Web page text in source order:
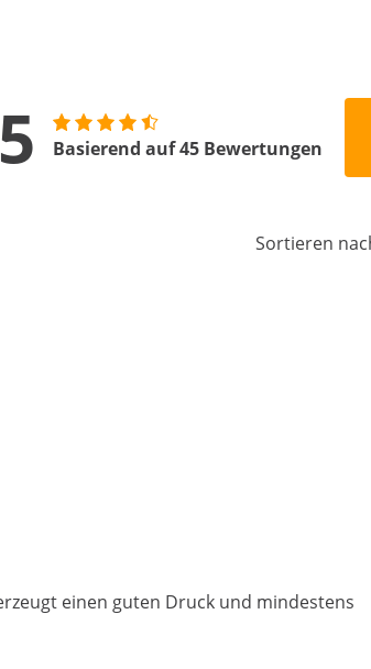
Basierend auf 45 Bewertungen
Sortieren
einen guten Druck und mindestens